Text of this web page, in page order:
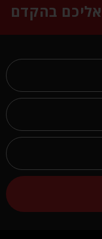
אליכם בהקדם